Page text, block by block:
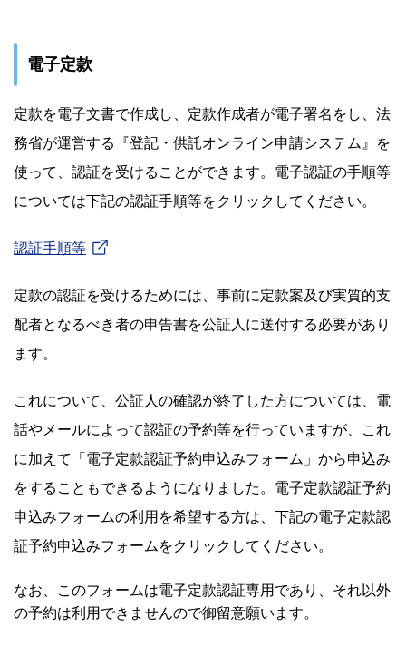
電子定款
定款を電子文書で作成し、定款作成者が電子署名をし、法
務省が運営する『登記・供託オンライン申請システム』を
使って、認証を受けることができます。電子認証の手順等
については下記の認証手順等をクリックしてください。
認証手順等
定款の認証を受けるためには、事前に定款案及び実質的支
配者となるべき者の申告書を公証人に送付する必要があり
ます。
これについて、公証人の確認が終了した方については、電
話やメールによって認証の予約等を行っていますが、これ
に加えて「電子定款認証予約申込みフォーム」から申込み
をすることもできるようになりました。電子定款認証予約
申込みフォームの利用を希望する方は、下記の電子定款認
証予約申込みフォームをクリックしてください。
なお、このフォームは電子定款認証専用であり、それ以外
の予約は利用できませんので御留意願います。